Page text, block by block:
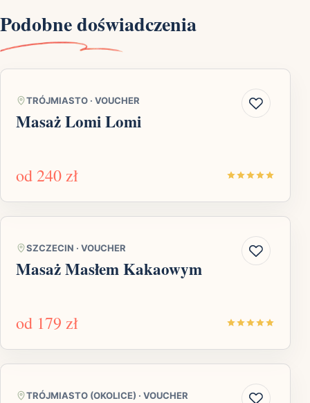
Podobne doświadczenia
TRÓJMIASTO · VOUCHER
Masaż Lomi Lomi
od 240 zł
SZCZECIN · VOUCHER
Masaż Masłem Kakaowym
od 179 zł
TRÓJMIASTO (OKOLICE) · VOUCHER